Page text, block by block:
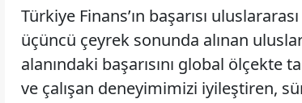
Türkiye Finans’ın başarısı
üçüncü çeyrek sonunda alınan
alanındaki başarısını global ölçekte
ve çalışan deneyimimizi iyileştiren,